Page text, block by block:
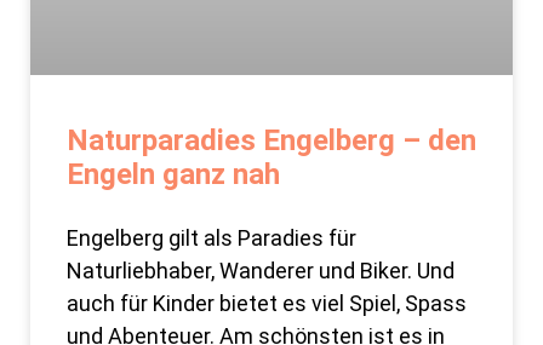
Naturparadies Engelberg – den
Engeln ganz nah
Engelberg gilt als Paradies für
Naturliebhaber, Wanderer und Biker. Und
auch für Kinder bietet es viel Spiel, Spass
und Abenteuer. Am schönsten ist es in